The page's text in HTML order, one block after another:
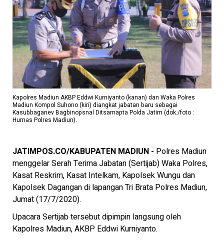
Kapolres Madiun AKBP Eddwi Kurniyanto (kanan) dan Waka Polres
Madiun Kompol Suhono (kiri) diangkat jabatan baru sebagai
Kasubbaganev Bagbinopsnal Ditsamapta Polda Jatim (dok./foto :
Humas Polres Madiun).
JATIMPOS.CO/KABUPATEN MADIUN - Polres Madiun
menggelar Serah Terima Jabatan (Sertijab) Waka Polres,
Kasat Reskrim, Kasat Intelkam, Kapolsek Wungu dan
Kapolsek Dagangan di lapangan Tri Brata Polres Madiun,
Jumat (17/7/2020).
Upacara Sertijab tersebut dipimpin langsung oleh
Kapolres Madiun, AKBP Eddwi Kurniyanto.